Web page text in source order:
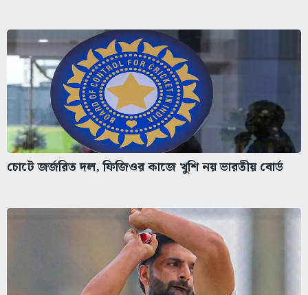
চোটে জর্জরিত দল, ফিজিওর কাজে খুশি নয় ভারতীয় বোর্ড